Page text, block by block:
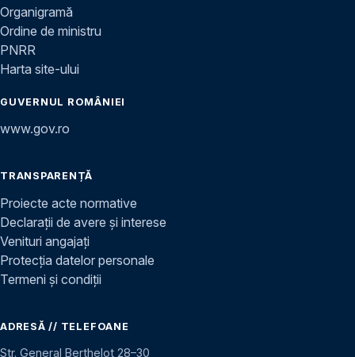
Organigramă
Ordine de ministru
PNRR
Harta site-ului
GUVERNUL ROMÂNIEI
www.gov.ro
TRANSPARENȚĂ
Proiecte acte normative
Declarații de avere și interese
Venituri angajați
Protecția datelor personale
Termeni și condiții
ADRESĂ // TELEFOANE
Str. General Berthelot 28–30